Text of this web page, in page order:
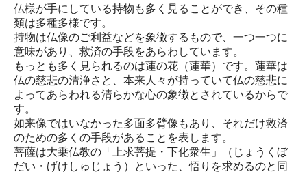
仏様が手にしている持物も多く見ることができ、その種
類は多種多様です。
持物は仏像のご利益などを象徴するもので、一つ一つに
意味があり、救済の手段をあらわしています。
もっとも多く見られるのは蓮の花（蓮華）です。蓮華は
仏の慈悲の清浄さと、本来人々が持っていて仏の慈悲に
よってあらわれる清らかな心の象徴とされているからで
す。
如来像ではいなかった多面多臂像もあり、それだけ救済
のための多くの手段があることを表します。
菩薩は大乗仏教の「上求菩提・下化衆生」（じょうくぼ
だい・げけしゅじょう）といった、悟りを求めるのと同